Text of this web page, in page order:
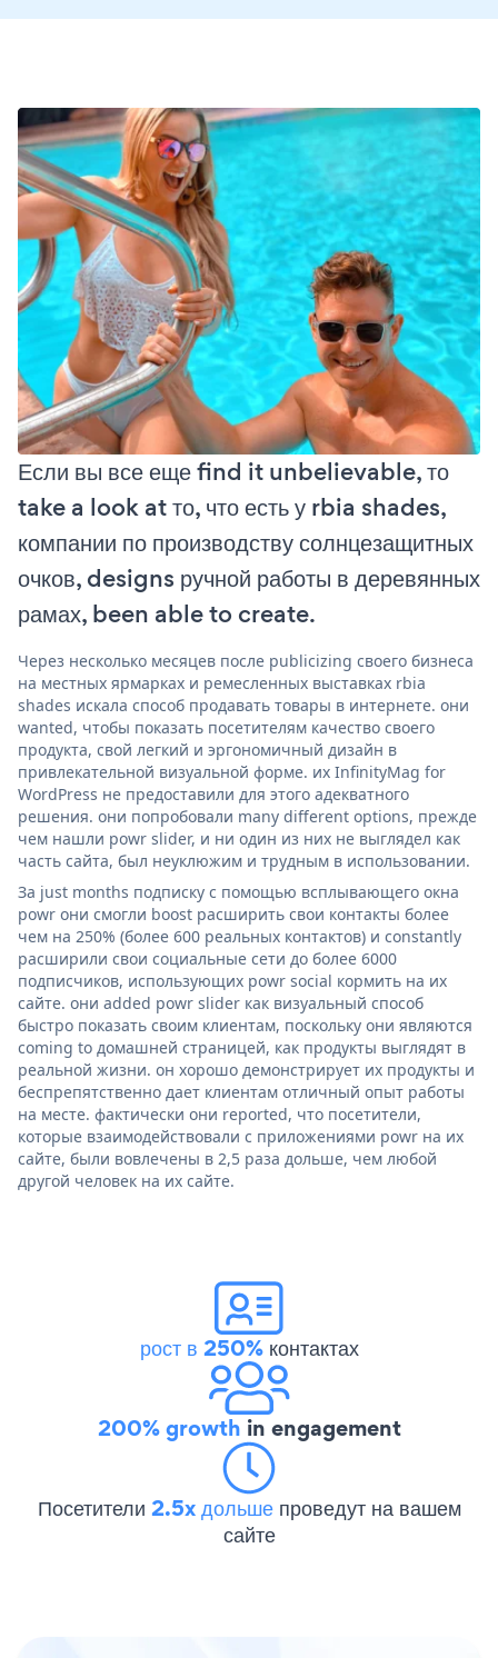
Если вы все еще find it unbelievable, то
take a look at то, что есть у rbia shades,
компании по производству солнцезащитных
очков, designs ручной работы в деревянных
рамах, been able to create.
Через несколько месяцев после publicizing своего бизнеса
на местных ярмарках и ремесленных выставках rbia
shades искала способ продавать товары в интернете. они
wanted, чтобы показать посетителям качество своего
продукта, свой легкий и эргономичный дизайн в
привлекательной визуальной форме. их InfinityMag for
WordPress не предоставили для этого адекватного
решения. они попробовали many different options, прежде
чем нашли powr slider, и ни один из них не выглядел как
часть сайта, был неуклюжим и трудным в использовании.
За just months подписку с помощью всплывающего окна
powr они смогли boost расширить свои контакты более
чем на 250% (более 600 реальных контактов) и constantly
расширили свои социальные сети до более 6000
подписчиков, использующих powr social кормить на их
сайте. они added powr slider как визуальный способ
быстро показать своим клиентам, поскольку они являются
coming to домашней страницей, как продукты выглядят в
реальной жизни. он хорошо демонстрирует их продукты и
беспрепятственно дает клиентам отличный опыт работы
на месте. фактически они reported, что посетители,
которые взаимодействовали с приложениями powr на их
сайте, были вовлечены в 2,5 раза дольше, чем любой
другой человек на их сайте.
рост в 250%контактах
200% growth in engagement
Посетители 2.5x дольше проведут на вашем
сайте